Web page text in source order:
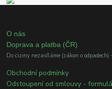
O nás
Doprava a platba (ČR)
Do ciziny nezasíláme (zákon o odpadech)
Obchodní podmínky
Odstoupení od smlouvy -